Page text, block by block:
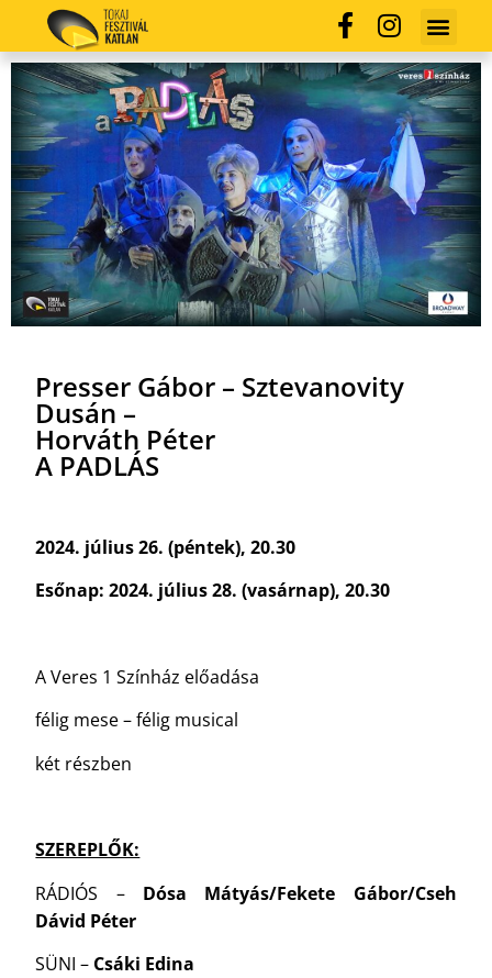
Presser Gábor – Sztevanovity
Dusán –
Horváth Péter
A PADLÁS
2024. július 26. (péntek), 20.30
Esőnap: 2024. július 28. (vasárnap), 20.30
A Veres 1 Színház előadása
félig mese – félig musical
két részben
SZEREPLŐK:
RÁDIÓS – Dósa Mátyás/Fekete Gábor/Cseh
Dávid Péter
SÜNI – Csáki Edina